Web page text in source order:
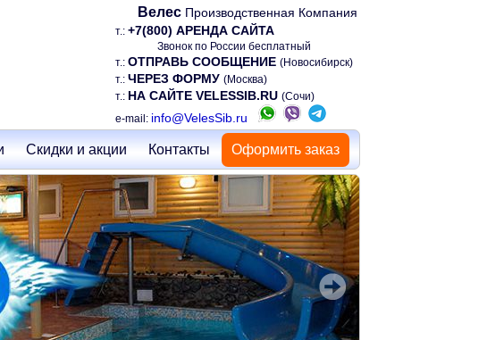
Велес Производственная Компания
т.: +7(800) АРЕНДА САЙТА
Звонок по России бесплатный
т.: ОТПРАВЬ СООБЩЕНИЕ (Новосибирск)
т.: ЧЕРЕЗ ФОРМУ (Москва)
т.: НА САЙТЕ VELESSIB.RU (Сочи)
e-mail: info@VelesSib.ru
Скидки и акции Контакты Оформить заказ